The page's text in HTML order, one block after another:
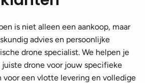
is niet alleen een aankoop, maar
advies en persoonlijke
drone specialist. We helpen je
drone voor jouw specifieke
voor een vlotte levering en volledige